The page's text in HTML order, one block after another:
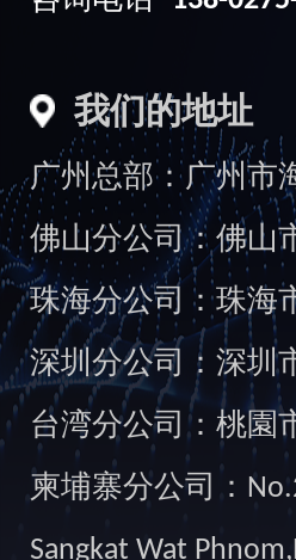
我们的地址
广州总部：广州市
佛山分公司：佛山
珠海分公司：珠海
深圳分公司：深圳
台湾分公司：桃園
柬埔寨分公司：
Sangkat Wat